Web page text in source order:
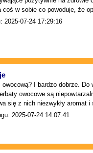
w sobie co powoduje, że
2025-07-24 17:29:16
I bardzo dobrze.
owocowe są
się z nich niezwykły aromat
2025-07-24 14:07:41